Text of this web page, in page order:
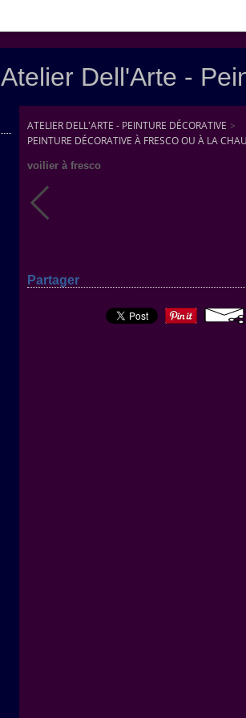
Atelier Dell'Arte -
ATELIER DELL'ARTE - PEINTURE DÉCORATIVE >
PEINTURE DÉCORATIVE À FRESCO OU À LA
voilier à fresco
Partager